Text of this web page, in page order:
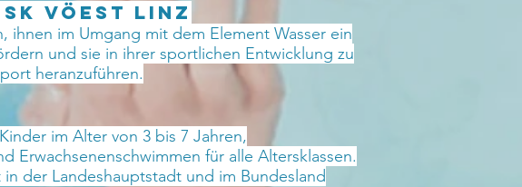
VÖEST Linz
ihnen im Umgang mit dem Element Wasser ein
und sie in ihrer sportlichen Entwicklung zu
heranzuführen.
im Alter von 3 bis 7 Jahren,
Erwachsenenschwimmen für alle Altersklassen.
der Landeshauptstadt und im Bundesland